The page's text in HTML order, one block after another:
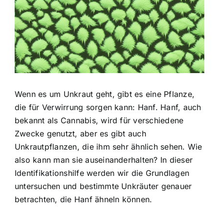
Wenn es um Unkraut geht, gibt es eine Pflanze,
die für Verwirrung sorgen kann: Hanf. Hanf, auch
bekannt als Cannabis, wird für verschiedene
Zwecke genutzt, aber es gibt auch
Unkrautpflanzen, die ihm sehr ähnlich sehen. Wie
also kann man sie auseinanderhalten? In dieser
Identifikationshilfe werden wir die Grundlagen
untersuchen und bestimmte Unkräuter genauer
betrachten, die Hanf ähneln können.